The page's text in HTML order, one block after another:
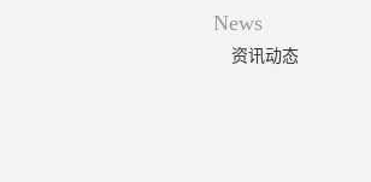
News
资讯动态